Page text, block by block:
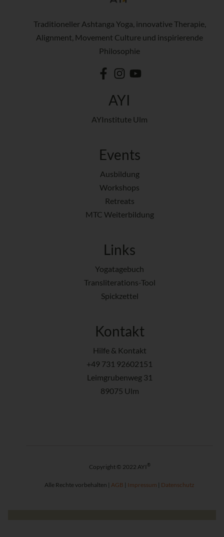
Traditioneller Ashtanga Yoga, innovative Therapie,
Alignment, Movement Culture und inspirierende
Philosophie
AYI
AYInstitute Ulm
Events
Ausbildung
Workshops
Retreats
MTC Weiterbildung
Links
Yogatagebuch
Transliterations-Tool
Spickzettel
Kontakt
Hilfe & Kontakt
+49 731 92602151
Leimgrubenweg 31
89075 Ulm
Copyright © 2022 AYI ®
Alle Rechte vorbehalten | AGB | Impressum | Datenschutz